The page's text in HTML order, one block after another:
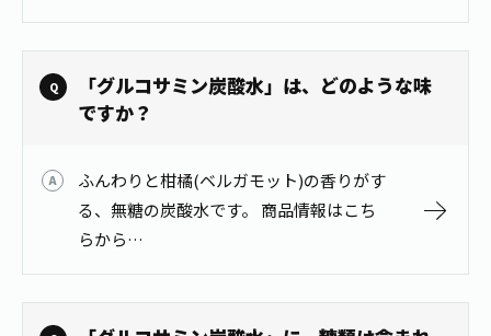
酵素分解し、抽出しています。 商品情報
はこちらから
https://www.itoen.jp/products…
「グルコサミン炭酸水」は、どのような味
ですか？
ふんわりと柑橘(ベルガモット)の香りがす
る、無糖の炭酸水です。 商品情報はこち
らから
https://www.itoen.jp/products/47736/